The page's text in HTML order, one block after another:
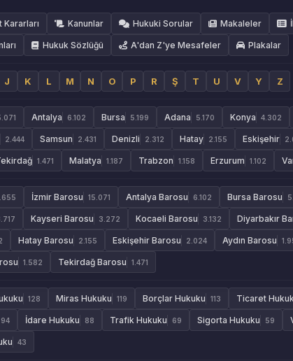
Kararları Kanunlar Hukuki Sorular Makaleler
Hukuk Sözlüğü A'dan Z'ye Mesafeler Plakalar
J K L M N O P R Ş T U V Y Z
Antalya 6.102 Bursa 5.199 Adana 5.170 Konya 4.302
2.444 Samsun 2.431 Denizli 2.312 Hatay 2.155 Eskişehir
1.471 Malatya 1.187 Trabzon 1.158 Erzurum 1.102
İzmir Barosu 15.071 Antalya Barosu 6.102 Bursa Barosu
Kayseri Barosu 3.272 Kocaeli Barosu 3.132 Diyarbakır
Hatay Barosu 2.155 Eskişehir Barosu 2.024 Aydın Barosu
1.582 Tekirdağ Barosu 1.471
128 Miras Hukuku 119 Borçlar Hukuku 113 Ticaret
94 İdare Hukuku 88 Trafik Hukuku 69 Sigorta Hukuku 59
43